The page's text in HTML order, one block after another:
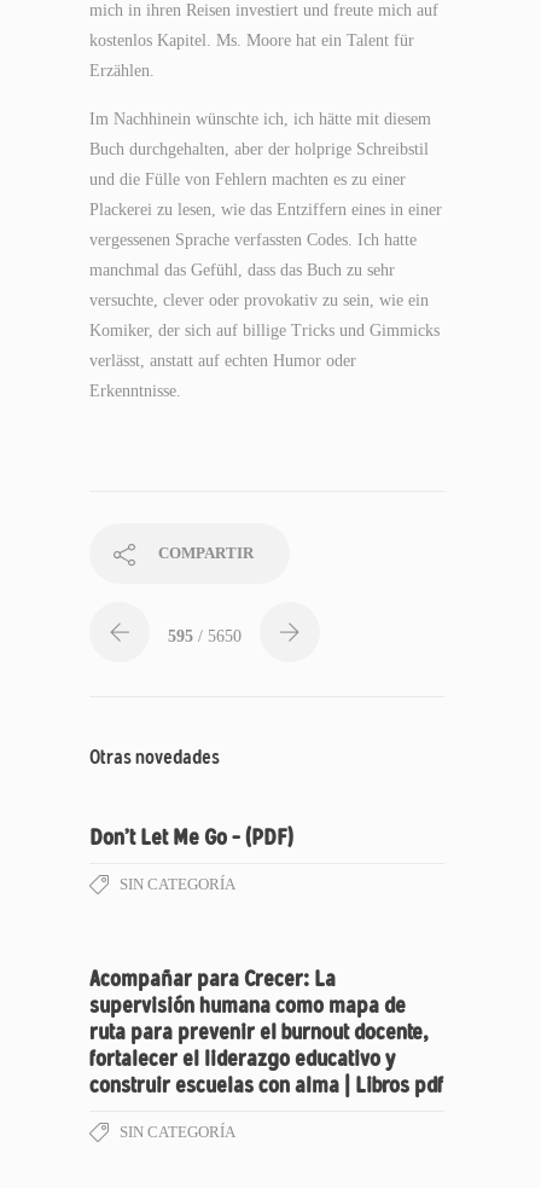
mich in ihren Reisen investiert und freute mich auf
kostenlos Kapitel. Ms. Moore hat ein Talent für
Erzählen.
Im Nachhinein wünschte ich, ich hätte mit diesem
Buch durchgehalten, aber der holprige Schreibstil
und die Fülle von Fehlern machten es zu einer
Plackerei zu lesen, wie das Entziffern eines in einer
vergessenen Sprache verfassten Codes. Ich hatte
manchmal das Gefühl, dass das Buch zu sehr
versuchte, clever oder provokativ zu sein, wie ein
Komiker, der sich auf billige Tricks und Gimmicks
verlässt, anstatt auf echten Humor oder
Erkenntnisse.
COMPARTIR
595 / 5650
Otras novedades
Don’t Let Me Go – (PDF)
SIN CATEGORÍA
Acompañar para Crecer: La
supervisión humana como mapa de
ruta para prevenir el burnout docente,
fortalecer el liderazgo educativo y
construir escuelas con alma | Libros pdf
SIN CATEGORÍA